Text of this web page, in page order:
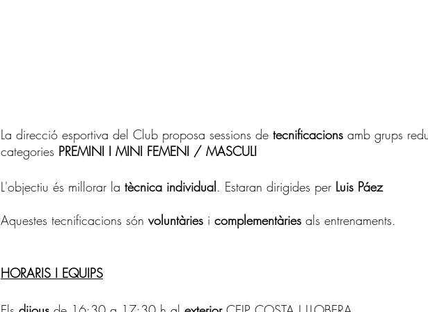
La direcció esportiva del Club proposa sessions de tecnificacions amb grups
categories PREMINI I MINI FEMENI / MASCULI
L'objectiu és millorar la tècnica individual. Estaran dirigides per Luis Páez
Aquestes tecnificacions són voluntàries i complementàries als entrenaments.
HORARIS I EQUIPS